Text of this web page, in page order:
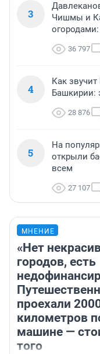
3
Чишмы и
36 797
4
Как
Башкирии:
28 876
5
На
открыли
всем
27 107
МНЕНИЕ
«Нет
городов, есть
проехали
километров
машине —
того